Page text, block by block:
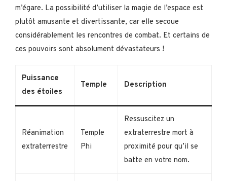
m’égare. La possibilité d’utiliser la magie de l’espace est
plutôt amusante et divertissante, car elle secoue
considérablement les rencontres de combat. Et certains de
ces pouvoirs sont absolument dévastateurs !
Puissance
des étoiles
Temple Description
Réanimation
extraterrestre
Temple
Phi
Ressuscitez un
extraterrestre mort à
proximité pour qu’il se
batte en votre nom.